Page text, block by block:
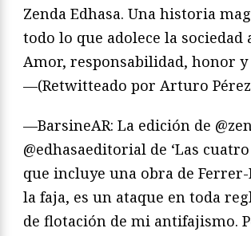
Zenda Edhasa. Una historia
todo lo que adolece la sociedad
Amor, responsabilidad, honor y
—(Retwitteado por Arturo
—BarsineAR: La edición de
@edhasaeditorial de ‘Las
que incluye una obra de
la faja, es un ataque en toda
de flotación de mi antifajismo.